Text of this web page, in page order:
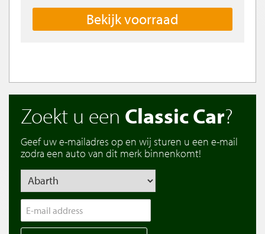
Bekijk voorraad
Zoekt u een Classic Car?
Geef uw e-mailadres op en wij sturen u een e-mail
zodra een auto van dit merk binnenkomt!